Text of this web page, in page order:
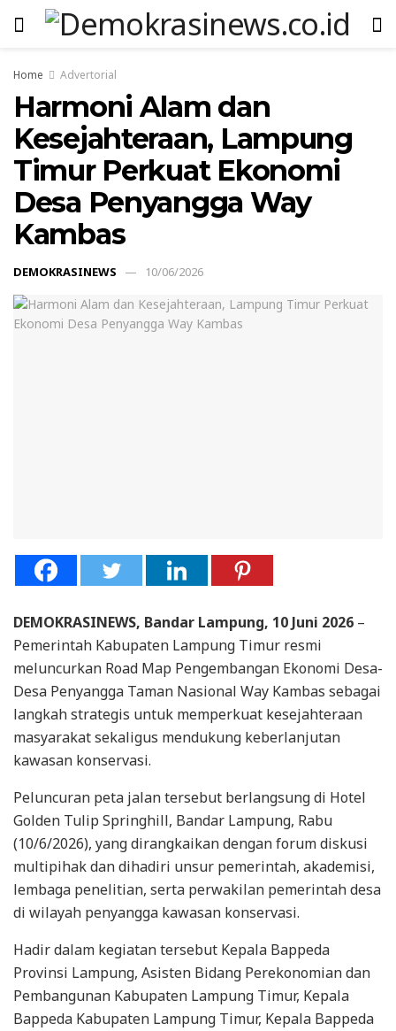
Home Advertorial
Harmoni Alam dan
Kesejahteraan, Lampung
Timur Perkuat Ekonomi
Desa Penyangga Way
Kambas
DEMOKRASINEWS 10/06/2026
DEMOKRASINEWS, Bandar Lampung, 10 Juni 2026 –
Pemerintah Kabupaten Lampung Timur resmi
meluncurkan Road Map Pengembangan Ekonomi Desa-
Desa Penyangga Taman Nasional Way Kambas sebagai
langkah strategis untuk memperkuat kesejahteraan
masyarakat sekaligus mendukung keberlanjutan
kawasan konservasi.
Peluncuran peta jalan tersebut berlangsung di Hotel
Golden Tulip Springhill, Bandar Lampung, Rabu
(10/6/2026), yang dirangkaikan dengan forum diskusi
multipihak dan dihadiri unsur pemerintah, akademisi,
lembaga penelitian, serta perwakilan pemerintah desa
di wilayah penyangga kawasan konservasi.
Hadir dalam kegiatan tersebut Kepala Bappeda
Provinsi Lampung, Asisten Bidang Perekonomian dan
Pembangunan Kabupaten Lampung Timur, Kepala
Bappeda Kabupaten Lampung Timur, Kepala Bappeda